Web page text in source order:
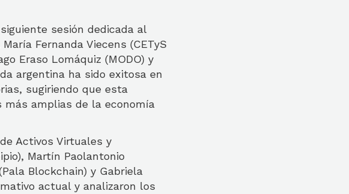
sesión dedicada al
Fernanda Viecens (CETyS
Eraso Lomáquiz (MODO) y
argentina ha sido exitosa en
sugiriendo que esta
más amplias de la economía
Activos Virtuales y
Martín Paolantonio
Blockchain) y Gabriela
actual y analizaron los